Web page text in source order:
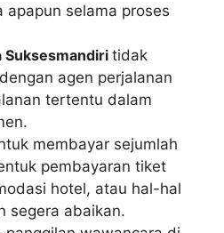
apapun selama proses
Suksesmandiri tidak
agen perjalanan
tertentu dalam
membayar sejumlah
pembayaran tiket
hotel, atau hal-hal
segera abaikan.